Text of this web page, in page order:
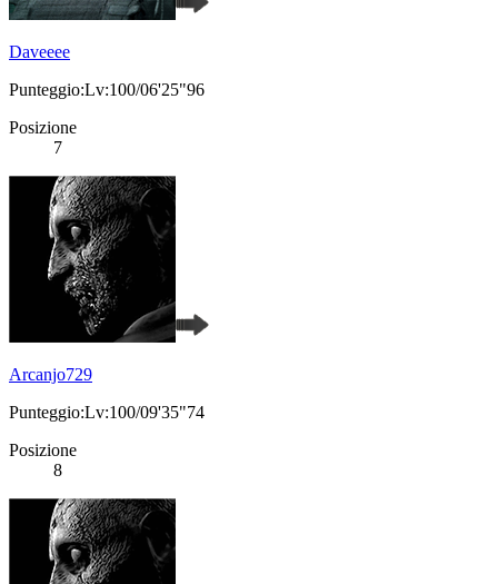
Daveeee
Punteggio:Lv:100/06'25"96
Posizione
7
Arcanjo729
Punteggio:Lv:100/09'35"74
Posizione
8